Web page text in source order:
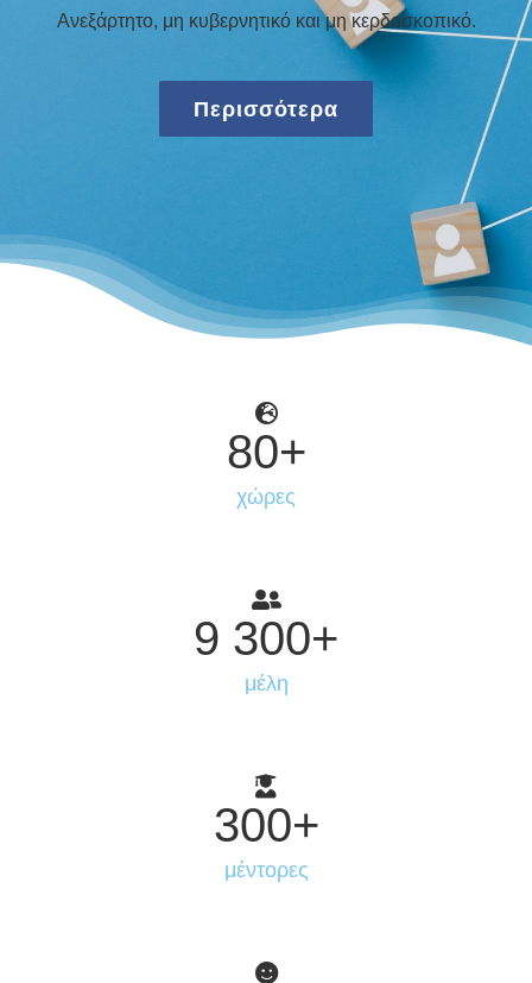
Ανεξάρτητο, μη κυβερνητικό και μη κερδοσκοπικό.
Περισσότερα
80+
χώρες
9 300+
μέλη
300+
μέντορες